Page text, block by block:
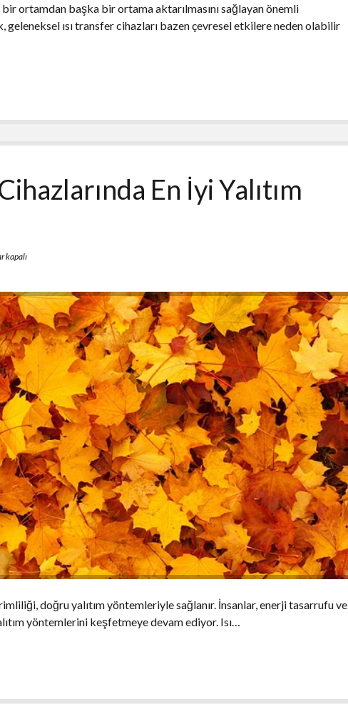
bir ortamdan başka bir ortama aktarılmasını sağlayan önemli
geleneksel ısı transfer cihazları bazen çevresel etkilere neden olabilir
En İyi Yalıtım
kapalı
doğru yalıtım yöntemleriyle sağlanır. İnsanlar, enerji tasarrufu ve
yöntemlerini keşfetmeye devam ediyor. Isı…